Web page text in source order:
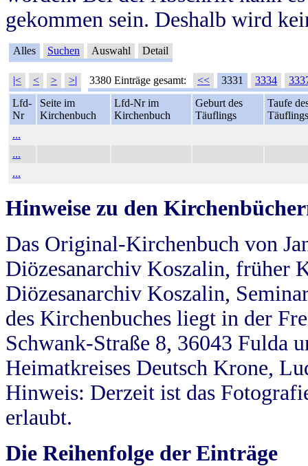
gekommen sein. Deshalb wird
Alles Suchen Auswahl Detail
|< < > >| 3380 Einträge gesamt: << 3331 3334
Lfd-
Nr
Seite im
Kirchenbuch
Lfd-Nr im
Kirchenbuch
Geburt des
Täuflings
Taufe
Täuflings
...
...
...
Hinweise zu den
Das Original-Kirchenbuch von
Diözesanarchiv Koszalin, früher
Diözesanarchiv Koszalin,
des Kirchenbuches liegt in der
Schwank-Straße 8, 36043 Fulda
Heimatkreises Deutsch Krone,
Hinweis: Derzeit ist das
erlaubt.
Die Reihenfolge der Einträge